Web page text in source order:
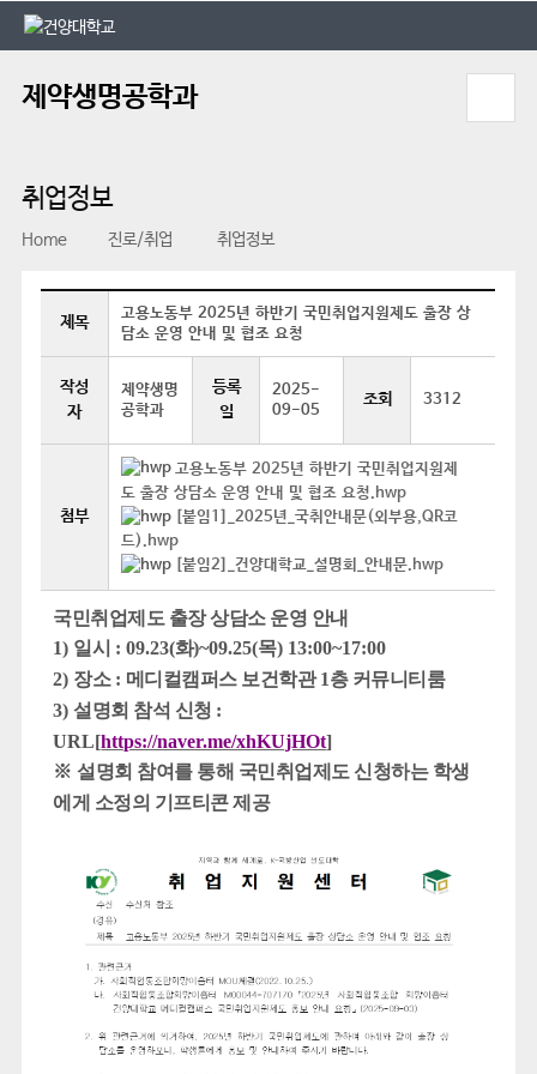
본문 바로가기
대메뉴 바로가기
제약생명공학과
취업정보
Home 진로/취업 취업정보
제목
고용노동부 2025년 하반기 국민취업지원제도 출장 상
담소 운영 안내 및 협조 요청
작성
자
제약생명
공학과
등록
일
2025-
09-05
조회 3312
첨부
고용노동부 2025년 하반기 국민취업지원제
도 출장 상담소 운영 안내 및 협조 요청.hwp
[붙임1]_2025년_국취안내문(외부용,QR코
드).hwp
[붙임2]_건양대학교_설명회_안내문.hwp
국민취업제도 출장 상담소 운영 안내
1) 일시 : 09.23(화)~09.25(목) 13:00~17:00
2) 장소 : 메디컬캠퍼스 보건학관1층 커뮤니티룸
3)설명회 참석 신청 :
URL[https://naver.me/xhKUjHOt]
※설명회 참여를 통해 국민취업제도 신청하는 학생
에게 소정의 기프티콘 제공